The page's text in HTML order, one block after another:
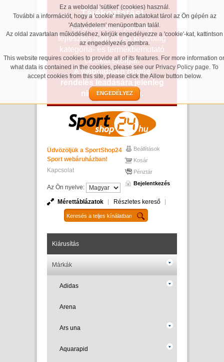
Ez a weboldal 'sütiket' (cookies) használ.
További a információt, hogy a 'cookie' milyen adatokat tárol az Ön gépén az
'Adatvédelem' menüpontban talál.
Az oldal zavartalan működéséhez, kérjük engedélyezze a 'cookie'-kat, kattintson
az engedélyezés gombra.
This website requires cookies to provide all of its features. For more information
what data is contained in the cookies, please see our Privacy Policy page. To
accept cookies from this site, please click the Allow button below.
ENGEDÉLYEZ
Tájékoztatás!
Ez a weboldal jelenleg
fejlesztés alatt áll, és kizárólag
kategória- és termékbemutató
célokat szolgál.
A weboldalon online
rendelés leadására jelenleg
nincs lehetőség.
Üdvözöljük a SportShop24
Sport webáruházban!
Kapcsolat
Az Ön nyelve:
Beállítások
Kosár
Pénztár
Bejelentkezés
Mérettáblázatok Részletes kereső
Kiárusítás
Márkák
Adidas
Arena
Ars una
Aquarapid